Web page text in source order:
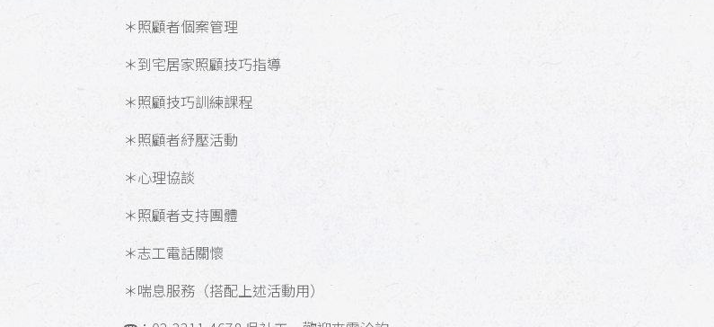
＊照顧者個案管理
＊到宅居家照顧技巧指導
＊照顧技巧訓練課程
＊照顧者紓壓活動
＊心理協談
＊照顧者支持團體
＊志工電話關懷
＊喘息服務（搭配上述活動用）